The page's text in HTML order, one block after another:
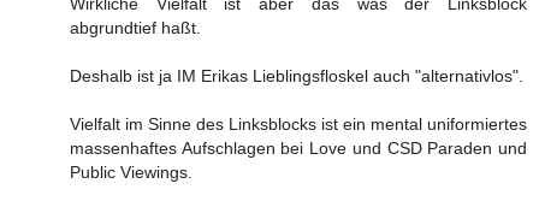
abgrundtief haßt.
Deshalb ist ja IM Erikas Lieblingsfloskel auch "alternativlos".
Vielfalt im Sinne des Linksblocks ist ein mental uniformiertes
massenhaftes Aufschlagen bei Love und CSD Paraden und
Public Viewings.